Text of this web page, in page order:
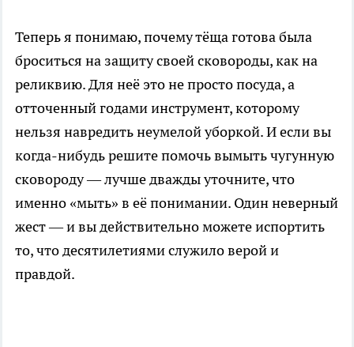
Теперь я понимаю, почему тёща готова была
броситься на защиту своей сковороды, как на
реликвию. Для неё это не просто посуда, а
отточенный годами инструмент, которому
нельзя навредить неумелой уборкой. И если вы
когда-нибудь решите помочь вымыть чугунную
сковороду — лучше дважды уточните, что
именно «мыть» в её понимании. Один неверный
жест — и вы действительно можете испортить
то, что десятилетиями служило верой и
правдой.